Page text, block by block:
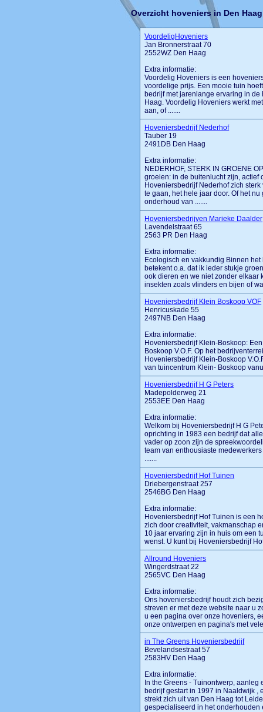
Overzicht hoveniers in Den Haag
VoordeligHoveniers
Jan Bronnerstraat 70
2552WZ Den Haag
Extra informatie:
Voordelig Hoveniers is een
voordelige prijs. Een mooie tuin
bedrijf met jarenlange ervaring in
Haag. Voordelig Hoveniers werkt
aan, of .......
Hoveniersbedrijf Nederhof
Tauber 19
2491DB Den Haag
Extra informatie:
NEDERHOF, STERK IN GROENE
groeien: in de buitenlucht zijn, actief
Hoveniersbedrijf Nederhof zich
te gaan, het hele jaar door. Of het
onderhoud van .......
Hoveniersbedrijven Marieke Daalder
Lavendelstraat 65
2563 PR Den Haag
Extra informatie:
Ecologisch en vakkundig Binnen
betekent o.a. dat ik ieder stukje
ook dieren en we niet zonder elkaar
insekten zoals vlinders en bijen of
Hoveniersbedrijf Klein Boskoop VOF
Henricuskade 55
2497NB Den Haag
Extra informatie:
Hoveniersbedrijf Klein-Boskoop:
Boskoop V.O.F. Op het
Hoveniersbedrijf Klein-Boskoop
van tuincentrum Klein- Boskoop
Hoveniersbedrijf H G Peters
Madepolderweg 21
2553EE Den Haag
Extra informatie:
Welkom bij Hoveniersbedrijf H G
oprichting in 1983 een bedrijf dat
vader op zoon zijn de
team van enthousiaste
.......
Hoveniersbedrijf Hof Tuinen
Driebergenstraat 257
2546BG Den Haag
Extra informatie:
Hoveniersbedrijf Hof Tuinen is een
zich door creativiteit, vakmanschap
10 jaar ervaring zijn in huis om een
wenst. U kunt bij Hoveniersbedrijf
Allround Hoveniers
Wingerdstraat 22
2565VC Den Haag
Extra informatie:
Ons hoveniersbedrijf houdt zich
streven er met deze website naar u
u een pagina over onze hoveniers,
onze ontwerpen en pagina's met
in The Greens Hoveniersbedrijf
Bevelandsestraat 57
2583HV Den Haag
Extra informatie:
In the Greens - Tuinontwerp,
bedrijf gestart in 1997 in Naaldwijk ,
strekt zich uit van Den Haag tot
gespecialiseerd in het onderhouden